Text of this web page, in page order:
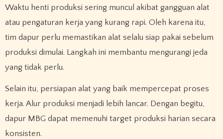
Waktu henti produksi sering muncul akibat gangguan alat
atau pengaturan kerja yang kurang rapi. Oleh karena itu,
tim dapur perlu memastikan alat selalu siap pakai sebelum
produksi dimulai. Langkah ini membantu mengurangi jeda
yang tidak perlu.
Selain itu, persiapan alat yang baik mempercepat proses
kerja. Alur produksi menjadi lebih lancar. Dengan begitu,
dapur MBG dapat memenuhi target produksi harian secara
konsisten.